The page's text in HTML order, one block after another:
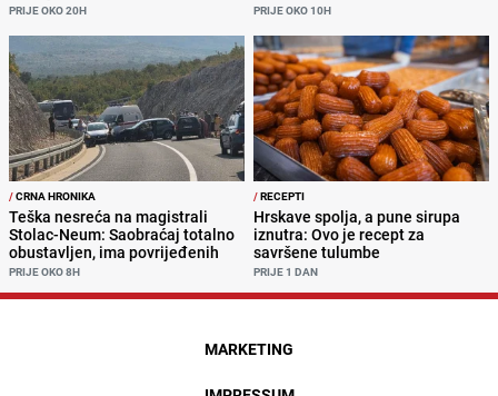
PRIJE OKO 20H PRIJE OKO 10H
/CRNA HRONIKA
Teška nesreća na magistrali
Stolac-Neum: Saobraćaj totalno
obustavljen, ima povrijeđenih
PRIJE OKO 8H
/RECEPTI
Hrskave spolja, a pune sirupa
iznutra: Ovo je recept za
savršene tulumbe
PRIJE 1 DAN
MARKETING